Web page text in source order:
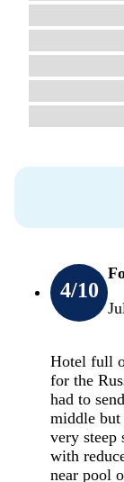
4/10
Hotel full
for the
had to
middle
very steep
with
near pool